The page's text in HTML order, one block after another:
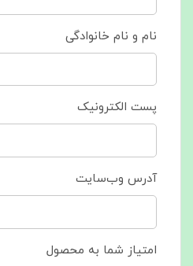
نام و نام خانوادگی
پست الکترونیک
آدرس وب‌سایت
امتیاز شما به محصول